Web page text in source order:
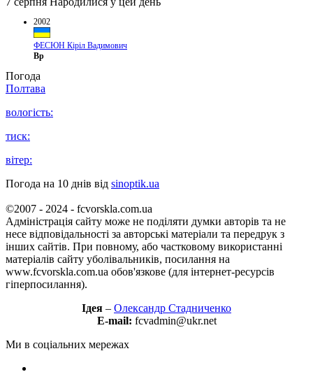
2002
ФЕСЮН Кіріл Вадимович
Вр
Погода
Полтава
вологість:
тиск:
вітер:
Погода на 10 днів від sinoptik.ua
©2007 - 2024 - fcvorskla.com.ua
Адміністрація сайту може не поділяти думки авторів та не
несе відповідальності за авторські матеріали та передрук з
інших сайтів. При повному, або частковому використанні
матеріалів сайту уболівальників, посилання на
www.fcvorskla.com.ua обов'язкове (для інтернет-ресурсів
гіперпосилання).
Ідея – Олександр Стадниченко
E-mail: fcvadmin@ukr.net
Ми в соціальних мережах